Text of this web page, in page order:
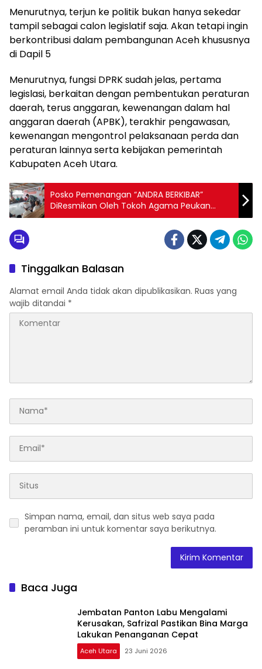
Menurutnya, terjun ke politik bukan hanya sekedar
tampil sebagai calon legislatif saja. Akan tetapi ingin
berkontribusi dalam pembangunan Aceh khususnya
di Dapil 5
Menurutnya, fungsi DPRK sudah jelas, pertama
legislasi, berkaitan dengan pembentukan peraturan
daerah, terus anggaran, kewenangan dalam hal
anggaran daerah (APBK), terakhir pengawasan,
kewenangan mengontrol pelaksanaan perda dan
peraturan lainnya serta kebijakan pemerintah
Kabupaten Aceh Utara.
Posko Pemenangan “ANDRA BERKIBAR”
DiResmikan Oleh Tokoh Agama Peukan
Bada.
Tinggalkan Balasan
Alamat email Anda tidak akan dipublikasikan. Ruas yang
wajib ditandai *
Simpan nama, email, dan situs web saya pada
peramban ini untuk komentar saya berikutnya.
Baca Juga
Jembatan Panton Labu Mengalami
Kerusakan, Safrizal Pastikan Bina Marga
Lakukan Penanganan Cepat
Aceh Utara 23 Juni 2026